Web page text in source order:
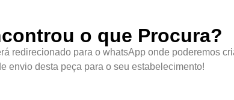
o que Procura?
redirecionado para o whatsApp onde poderemos
envio desta peça para o seu estabelecimento!